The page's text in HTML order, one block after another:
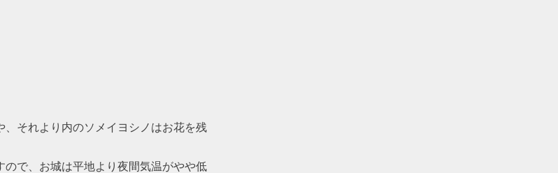
それより内のソメイヨシノはお花を残
で、お城は平地より夜間気温がやや低